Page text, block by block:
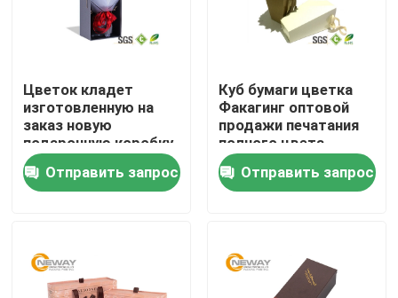
Проверка качества
Свяжитесь мы
Спросите цитату
Напечатанные упаковывая коробки
Коробки электроники упаковывая
Цветок кладет
изготовленную на
заказ новую
подарочную коробку
в коробку крышки
дизайна и цветка
основания
Отправить запрос
Куб бумаги цветка
Факагинг оптовой
продажи печатания
полного цвета
подарочной коробки
цветка
Отправить запрос